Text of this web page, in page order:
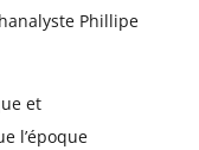
Phillipe
et
l’époque